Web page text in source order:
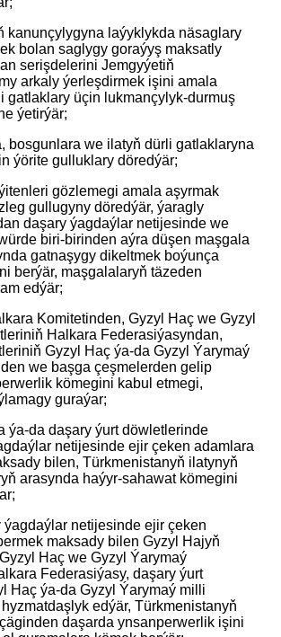
kanunçylygyna laýyklykda näsaglary
bolan saglygy goraýyş maksatly
serişdelerini Jemgyýetiň
arkaly ýerleşdirmek işini amala
gatlaklary üçin lukmançylyk-durmuş
ýetirýär;
bosgunlara we ilatyň dürli gatlaklaryna
ýörite gulluklary döredýär;
gözlemegi amala aşyrmak
gullugyny döredýär, ýaragly
daşary ýagdaýlar netijesinde we
biri-birinden aýra düşen maşgala
gatnaşygy dikeltmek boýunça
berýär, maşgalalaryň täzeden
edýär;
Komitetinden, Gyzyl Haç we Gyzyl
Halkara Federasiýasyndan,
Gyzyl Haç ýa-da Gyzyl Ýarymaý
we başga çeşmelerden gelip
kömegini kabul etmegi,
guraýar;
ýa-da daşary ýurt döwletlerinde
netijesinde ejir çeken adamlara
bilen, Türkmenistanyň ilatynyň
arasynda haýyr-sahawat kömegini
ýagdaýlar netijesinde ejir çeken
maksady bilen Gyzyl Hajyň
Haç we Gyzyl Ýarymaý
Federasiýasy, daşary ýurt
Haç ýa-da Gyzyl Ýarymaý milli
edýär, Türkmenistanyň
daşarda ynsanperwerlik işini